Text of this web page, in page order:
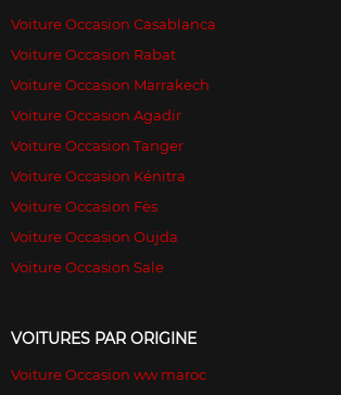
Voiture Occasion Casablanca
Voiture Occasion Rabat
Voiture Occasion Marrakech
Voiture Occasion Agadir
Voiture Occasion Tanger
Voiture Occasion Kénitra
Voiture Occasion Fès
Voiture Occasion Oujda
Voiture Occasion Sale
VOITURES PAR ORIGINE
Voiture Occasion ww maroc